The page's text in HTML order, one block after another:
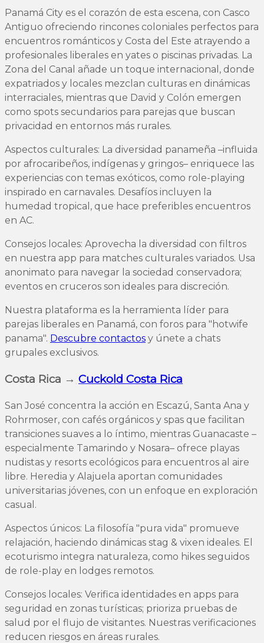
Panamá City es el corazón de esta escena, con Casco
Antiguo ofreciendo rincones coloniales perfectos para
encuentros románticos y Costa del Este atrayendo a
profesionales liberales en yates o piscinas privadas. La
Zona del Canal añade un toque internacional, donde
expatriados y locales mezclan culturas en dinámicas
interraciales, mientras que David y Colón emergen
como spots secundarios para parejas que buscan
privacidad en entornos más rurales.
Aspectos culturales: La diversidad panameña –influida
por afrocaribeños, indígenas y gringos– enriquece las
experiencias con temas exóticos, como role-playing
inspirado en carnavales. Desafíos incluyen la
humedad tropical, que hace preferibles encuentros
en AC.
Consejos locales: Aprovecha la diversidad con filtros
en nuestra app para matches culturales variados. Usa
anonimato para navegar la sociedad conservadora;
eventos en cruceros son ideales para discreción.
Nuestra plataforma es la herramienta líder para
parejas liberales en Panamá, con foros para "hotwife
panama". Descubre contactos y únete a chats
grupales exclusivos.
Costa Rica → Cuckold Costa Rica
San José concentra la acción en Escazú, Santa Ana y
Rohrmoser, con cafés orgánicos y spas que facilitan
transiciones suaves a lo íntimo, mientras Guanacaste –
especialmente Tamarindo y Nosara– ofrece playas
nudistas y resorts ecológicos para encuentros al aire
libre. Heredia y Alajuela aportan comunidades
universitarias jóvenes, con un enfoque en exploración
casual.
Aspectos únicos: La filosofía "pura vida" promueve
relajación, haciendo dinámicas stag & vixen ideales. El
ecoturismo integra naturaleza, como hikes seguidos
de role-play en lodges remotos.
Consejos locales: Verifica identidades en apps para
seguridad en zonas turísticas; prioriza pruebas de
salud por el flujo de visitantes. Nuestras verificaciones
reducen riesgos en áreas rurales.